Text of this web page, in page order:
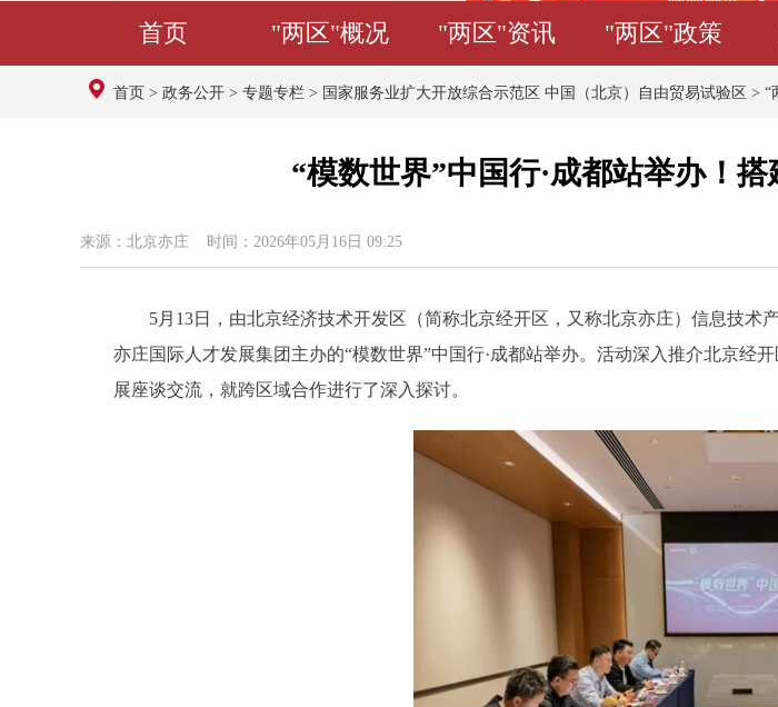
首页 "两区"概况 "两区"资讯 "两区"政策
首页 > 政务公开 > 专题专栏 > 国家服务业扩大开放综合示范区 中国（北京）自由贸易试验区 > “
“模数世界”中国行·成都站举办！
来源：北京亦庄 时间：2026年05月16日 09:25
5月13日，由北京经济技术开发区（简称北京经开区，又称北京亦庄）信息技术
亦庄国际人才发展集团主办的“模数世界”中国行·成都站举办。活动深入推介北京经
展座谈交流，就跨区域合作进行了深入探讨。